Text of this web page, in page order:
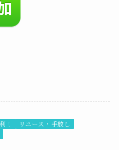
！
リユース・手放し